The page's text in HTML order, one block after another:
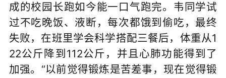
成的校园长跑如今能一口气跑完。韦同学试
过不吃晚饭、液断，每次都饿到偷吃，最终
失败，在班里学会科学搭配三餐后，体重从1
22公斤降到112公斤，并且心肺功能得到了
加强。“以前觉得锻炼是苦差事，现在觉得锻